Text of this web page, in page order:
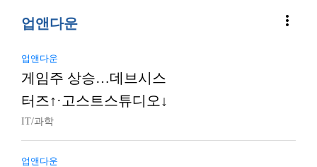
업앤다운 more_vert
업앤다운
게임주 상승…데브시스
터즈↑·고스트스튜디오↓
IT/과학
업앤다운